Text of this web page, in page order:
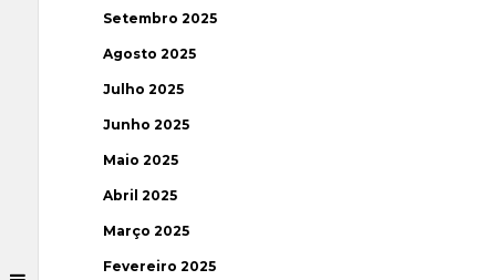
Setembro 2025
Agosto 2025
Julho 2025
Junho 2025
Maio 2025
Abril 2025
Março 2025
Fevereiro 2025